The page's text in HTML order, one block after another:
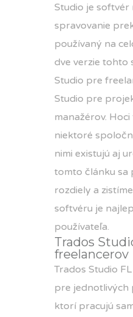
Studio je softvér
spravovanie
používaný na
dve verzie tohto
Studio pre
Studio pre
manažérov.
niektoré
nimi existujú aj
tomto článku sa
rozdiely a
softvéru je
používateľa.
Trados
freelancerov
Trados Studio FL
pre jednotlivých
ktorí pracujú